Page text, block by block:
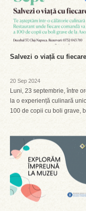
Salvezi o viață cu
20 Sep 2024
Luni, 23 septembrie, între
la o experiență culinară
100 de copii cu boli grave,